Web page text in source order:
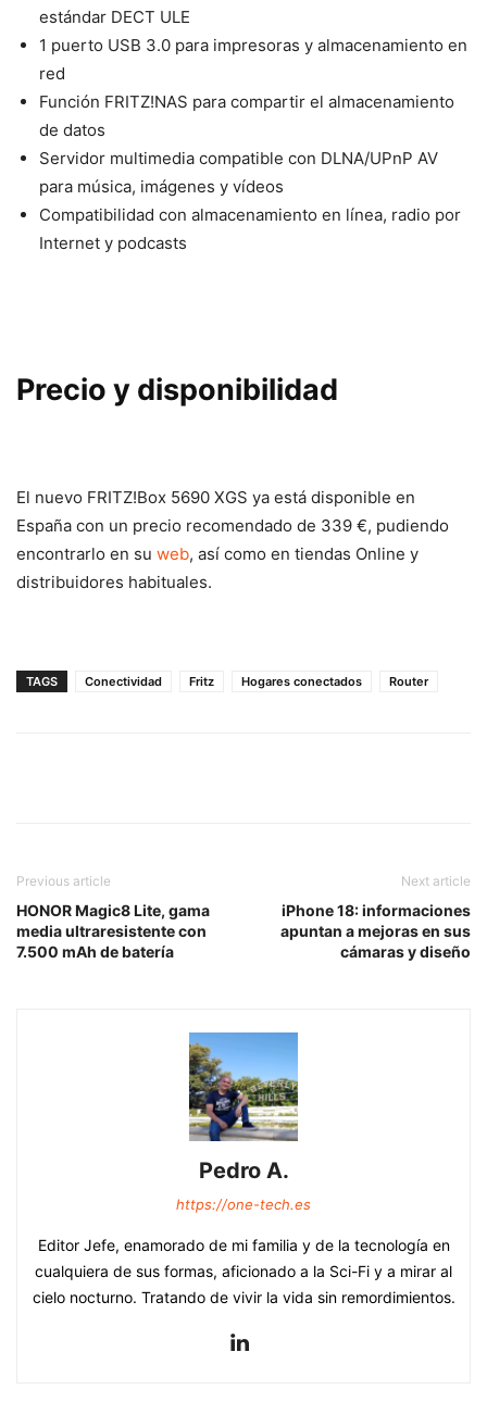
estándar DECT ULE
1 puerto USB 3.0 para impresoras y almacenamiento en
red
Función FRITZ!NAS para compartir el almacenamiento
de datos
Servidor multimedia compatible con DLNA/UPnP AV
para música, imágenes y vídeos
Compatibilidad con almacenamiento en línea, radio por
Internet y podcasts
Precio y disponibilidad
El nuevo FRITZ!Box 5690 XGS ya está disponible en
España con un precio recomendado de 339 €, pudiendo
encontrarlo en su web, así como en tiendas Online y
distribuidores habituales.
TAGS Conectividad Fritz Hogares conectados Router
Previous article
HONOR Magic8 Lite, gama
media ultraresistente con
7.500 mAh de batería
Next article
iPhone 18: informaciones
apuntan a mejoras en sus
cámaras y diseño
Pedro A.
https://one-tech.es
Editor Jefe, enamorado de mi familia y de la tecnología en
cualquiera de sus formas, aficionado a la Sci-Fi y a mirar al
cielo nocturno. Tratando de vivir la vida sin remordimientos.